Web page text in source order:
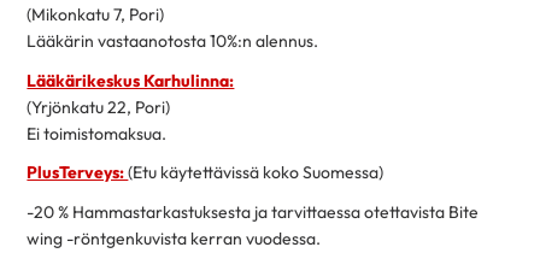
(Mikonkatu 7, Pori)
Lääkärin vastaanotosta 10%:n alennus.
Lääkärikeskus Karhulinna:
(Yrjönkatu 22, Pori)
Ei toimistomaksua.
PlusTerveys:(Etu käytettävissä koko Suomessa)
-20 % Hammastarkastuksesta ja tarvittaessa otettavista Bite
wing -röntgenkuvista kerran vuodessa.